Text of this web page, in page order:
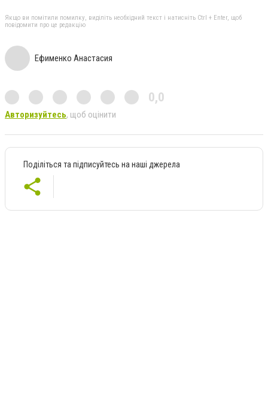
Якщо ви помітили помилку, виділіть необхідний текст і натисніть Ctrl + Enter, щоб
повідомити про це редакцію
Ефименко Анастасия
0,0
Авторизуйтесь, щоб оцінити
Поділіться та підписуйтесь на наші джерела